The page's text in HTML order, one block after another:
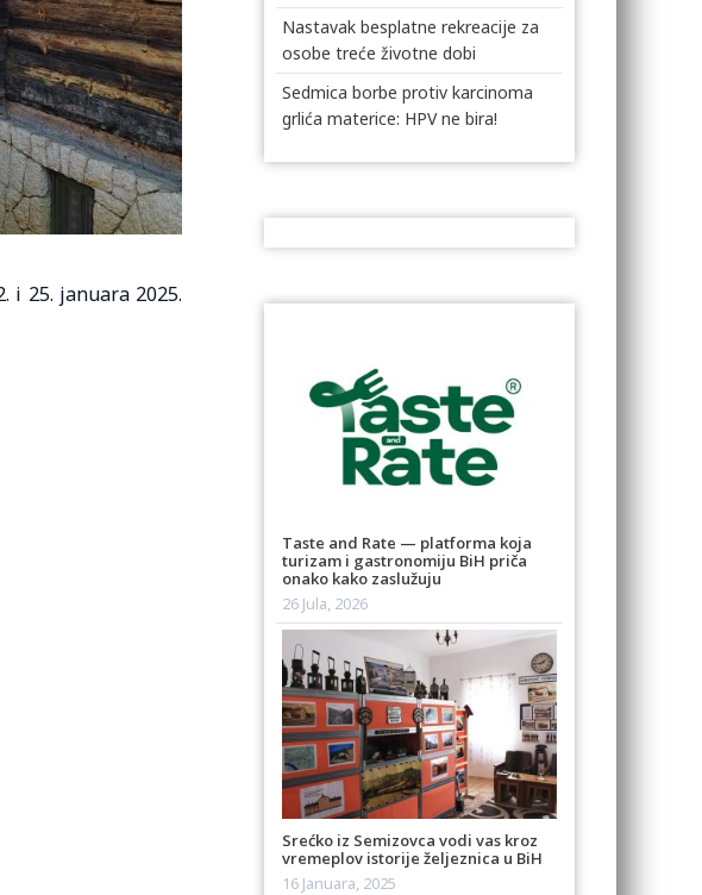
i 25. januara 2025.
Nastavak besplatne rekreacije za
osobe treće životne dobi
Sedmica borbe protiv karcinoma
grlića materice: HPV ne bira!
Taste and Rate — platforma koja
turizam i gastronomiju BiH priča
onako kako zaslužuju
26 Jula, 2026
Srećko iz Semizovca vodi vas kroz
vremeplov istorije željeznica u BiH
16 Januara, 2025